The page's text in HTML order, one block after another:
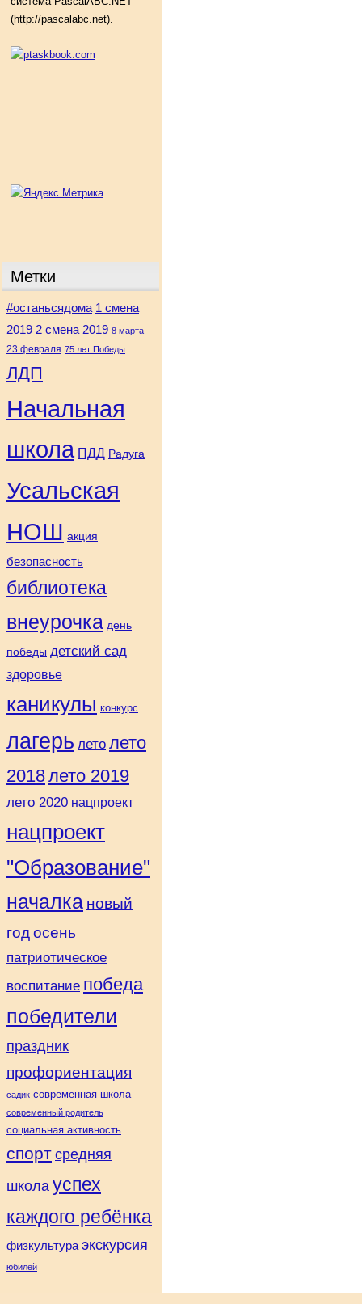
(http://pascalabc.net).
Метки
#останьсядома 1 смена
2019 2 смена 2019 8 марта
23 февраля 75 лет Победы
ЛДП
Начальная
школа ПДД Радуга
Усальская
НОШ акция
безопасность
библиотека
внеурочка день
победы детский сад
здоровье
каникулы конкурс
лагерь лето лето
2018лето 2019
лето 2020 нацпроект
нацпроект
"Образование"
началка новый
годосень
патриотическое
воспитание победа
победители
праздник
профориентация
садик современная школа
современный родитель
социальная активность
спорт средняя
школа успех
каждого ребёнка
физкультура экскурсия
юбилей